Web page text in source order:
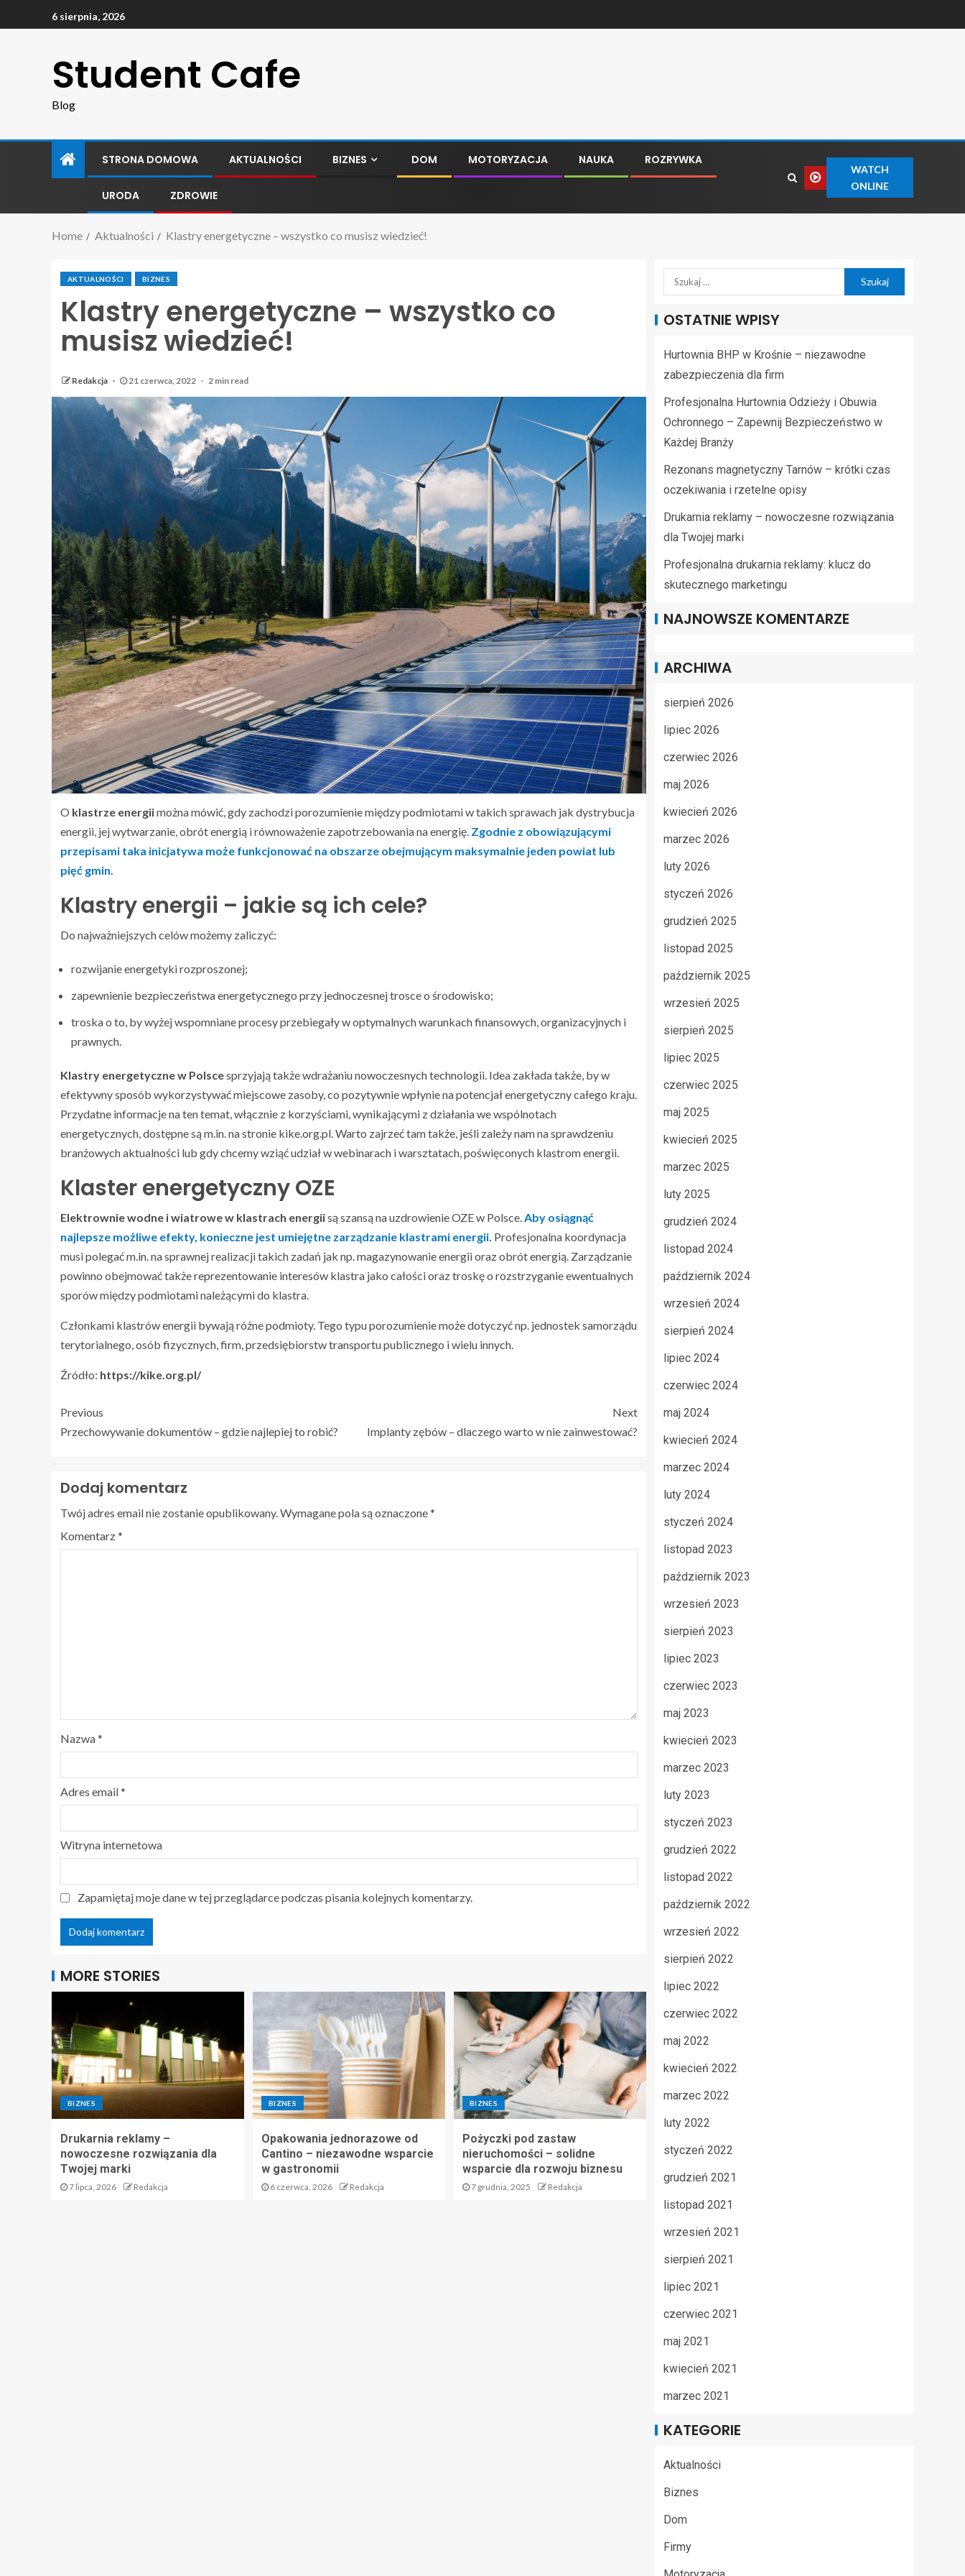
6 sierpnia, 2026
Student Cafe
Blog
STRONA DOMOWA AKTUALNOŚCI BIZNES DOM MOTORYZACJA NAUKA ROZRYWKA
URODA ZDROWIE
WATCH
ONLINE
Home Aktualności Klastry energetyczne – wszystko co musisz wiedzieć!
AKTUALNOŚCI BIZNES
Klastry energetyczne – wszystko co
musisz wiedzieć!
Redakcja 21 czerwca, 2022 2 min read
O klastrze energiimożna mówić, gdy zachodzi porozumienie między podmiotami w takich sprawach jak dystrybucja
energii, jej wytwarzanie, obrót energią i równoważenie zapotrzebowania na energię. Zgodnie z obowiązującymi
przepisami taka inicjatywa może funkcjonować na obszarze obejmującym maksymalnie jeden powiat lub
pięć gmin.
Klastry energii – jakie są ich cele?
Do najważniejszych celów możemy zaliczyć:
rozwijanie energetyki rozproszonej;
zapewnienie bezpieczeństwa energetycznego przy jednoczesnej trosce o środowisko;
troska o to, by wyżej wspomniane procesy przebiegały w optymalnych warunkach finansowych, organizacyjnych i
prawnych.
Klastry energetyczne w Polscesprzyjają także wdrażaniu nowoczesnych technologii. Idea zakłada także, by w
efektywny sposób wykorzystywać miejscowe zasoby, co pozytywnie wpłynie na potencjał energetyczny całego kraju.
Przydatne informacje na ten temat, włącznie z korzyściami, wynikającymi z działania we wspólnotach
energetycznych, dostępne są m.in. na stronie kike.org.pl. Warto zajrzeć tam także, jeśli zależy nam na sprawdzeniu
branżowych aktualności lub gdy chcemy wziąć udział w webinarach i warsztatach, poświęconych klastrom energii.
Klaster energetyczny OZE
Elektrownie wodne i wiatrowe w klastrach energiisą szansą na uzdrowienie OZE w Polsce.Aby osiągnąć
najlepsze możliwe efekty, konieczne jest umiejętne zarządzanie klastrami energii. Profesjonalna koordynacja
musi polegać m.in. na sprawnej realizacji takich zadań jak np. magazynowanie energii oraz obrót energią. Zarządzanie
powinno obejmować także reprezentowanie interesów klastra jako całości oraz troskę o rozstrzyganie ewentualnych
sporów między podmiotami należącymi do klastra.
Członkami klastrów energii bywają różne podmioty. Tego typu porozumienie może dotyczyć np. jednostek samorządu
terytorialnego, osób fizycznych, firm, przedsiębiorstw transportu publicznego i wielu innych.
Źródło: https://kike.org.pl/
Previous
Przechowywanie dokumentów – gdzie najlepiej to robić?
Next
Implanty zębów – dlaczego warto w nie zainwestować?
Dodaj komentarz
Twój adres email nie zostanie opublikowany.Wymagane pola są oznaczone*
Komentarz*
Nazwa*
Adres email*
Witryna internetowa
Zapamiętaj moje dane w tej przeglądarce podczas pisania kolejnych komentarzy.
MORE STORIES
BIZNES
Drukarnia reklamy –
nowoczesne rozwiązania dla
Twojej marki
7 lipca, 2026 Redakcja
BIZNES
Opakowania jednorazowe od
Cantino – niezawodne wsparcie
w gastronomii
6 czerwca, 2026 Redakcja
BIZNES
Pożyczki pod zastaw
nieruchomości – solidne
wsparcie dla rozwoju biznesu
7 grudnia, 2025 Redakcja
OSTATNIE WPISY
Hurtownia BHP w Krośnie – niezawodne
zabezpieczenia dla firm
Profesjonalna Hurtownia Odzieży i Obuwia
Ochronnego – Zapewnij Bezpieczeństwo w
Każdej Branży
Rezonans magnetyczny Tarnów – krótki czas
oczekiwania i rzetelne opisy
Drukarnia reklamy – nowoczesne rozwiązania
dla Twojej marki
Profesjonalna drukarnia reklamy: klucz do
skutecznego marketingu
NAJNOWSZE KOMENTARZE
ARCHIWA
sierpień 2026
lipiec 2026
czerwiec 2026
maj 2026
kwiecień 2026
marzec 2026
luty 2026
styczeń 2026
grudzień 2025
listopad 2025
październik 2025
wrzesień 2025
sierpień 2025
lipiec 2025
czerwiec 2025
maj 2025
kwiecień 2025
marzec 2025
luty 2025
grudzień 2024
listopad 2024
październik 2024
wrzesień 2024
sierpień 2024
lipiec 2024
czerwiec 2024
maj 2024
kwiecień 2024
marzec 2024
luty 2024
styczeń 2024
listopad 2023
październik 2023
wrzesień 2023
sierpień 2023
lipiec 2023
czerwiec 2023
maj 2023
kwiecień 2023
marzec 2023
luty 2023
styczeń 2023
grudzień 2022
listopad 2022
październik 2022
wrzesień 2022
sierpień 2022
lipiec 2022
czerwiec 2022
maj 2022
kwiecień 2022
marzec 2022
luty 2022
styczeń 2022
grudzień 2021
listopad 2021
wrzesień 2021
sierpień 2021
lipiec 2021
czerwiec 2021
maj 2021
kwiecień 2021
marzec 2021
KATEGORIE
Aktualności
Biznes
Dom
Firmy